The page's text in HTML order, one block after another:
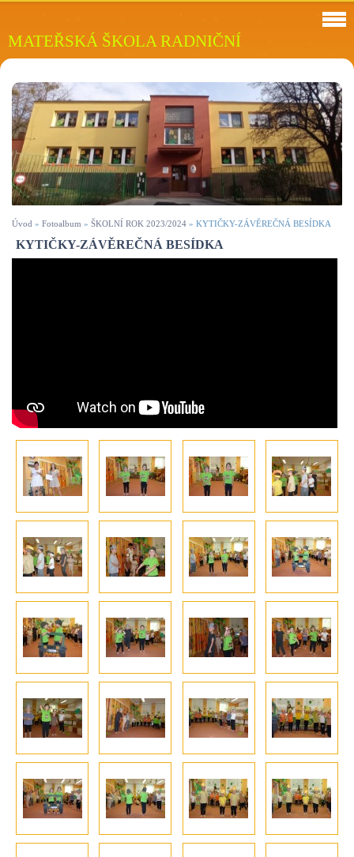
MATEŘSKÁ ŠKOLA RADNIČNÍ
Úvod » Fotoalbum » ŠKOLNÍ ROK 2023/2024 » KYTIČKY-ZÁVĚREČNÁ BESÍDKA
KYTIČKY-ZÁVĚREČNÁ BESÍDKA